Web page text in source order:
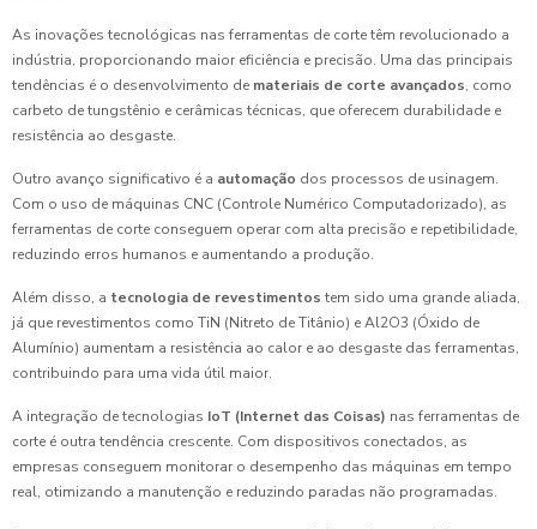
As inovações tecnológicas nas ferramentas de corte têm revolucionado a
indústria, proporcionando maior eficiência e precisão. Uma das principais
tendências é o desenvolvimento de materiais de corte avançados, como
carbeto de tungstênio e cerâmicas técnicas, que oferecem durabilidade e
resistência ao desgaste.
Outro avanço significativo é a automação dos processos de usinagem.
Com o uso de máquinas CNC (Controle Numérico Computadorizado), as
ferramentas de corte conseguem operar com alta precisão e repetibilidade,
reduzindo erros humanos e aumentando a produção.
Além disso, a tecnologia de revestimentos tem sido uma grande aliada,
já que revestimentos como TiN (Nitreto de Titânio) e Al2O3 (Óxido de
Alumínio) aumentam a resistência ao calor e ao desgaste das ferramentas,
contribuindo para uma vida útil maior.
A integração de tecnologias IoT (Internet das Coisas) nas ferramentas de
corte é outra tendência crescente. Com dispositivos conectados, as
empresas conseguem monitorar o desempenho das máquinas em tempo
real, otimizando a manutenção e reduzindo paradas não programadas.